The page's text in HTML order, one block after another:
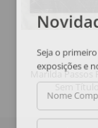
Marilda Passos
Sem
Seja o
exposições e
Nome